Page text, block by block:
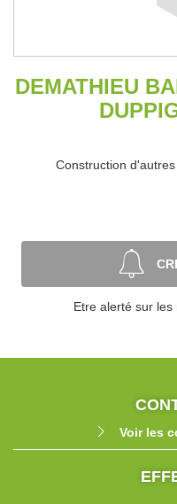
DEMATHIEU
Construction
Etre alerté sur
Voir les